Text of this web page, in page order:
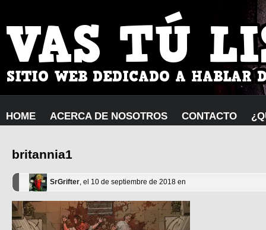
HOME ACERCA DE NOSOTROS CONTACTO
britannia1
SrGrifter, el 10 de septiembre de 2018 en